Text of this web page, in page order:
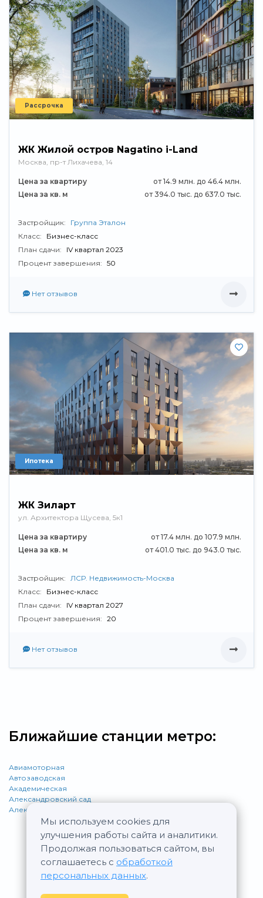
Мы используем cookies для
улучшения работы сайта и аналитики.
Продолжая пользоваться сайтом, вы
соглашаетесь с обработкой
персональных данных.
Рассрочка
ЖК Жилой остров Nagatino i-Land
Москва, пр-т Лихачева, 14
Цена за квартиру
от 14.9 млн. до 46.4 млн.
Цена за кв. м
от 394.0 тыс. до 637.0 тыс.
Застройщик:
Группа Эталон
Класс:
Бизнес-класс
План сдачи:
IV квартал 2023
Процент завершения: 50
Нет отзывов
Ипотека
ЖК Зиларт
ул. Архитектора Щусева, 5к1
Цена за квартиру
от 17.4 млн. до 107.9 млн.
Цена за кв. м
от 401.0 тыс. до 943.0 тыс.
Застройщик: ЛСР. Недвижимость-Москва
Класс:
Бизнес-класс
План сдачи:
IV квартал 2027
Процент завершения: 20
Нет отзывов
Ближайшие станции метро:
Авиамоторная
Автозаводская
Академическая
Александровский сад
Алексеевская